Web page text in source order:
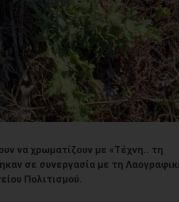
να χρωματίζουν με «Τέχνη.. τη
σε συνεργασία με τη
Πολιτισμού.